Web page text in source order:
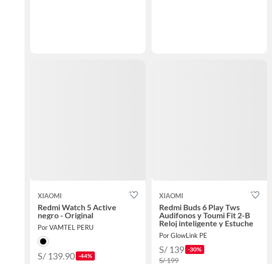
XIAOMI
Redmi Watch 5 Active
negro - Original
Por VAMTEL PERU
S/ 139.90 -44%
XIAOMI
Redmi Buds 6 Play Tws
Audifonos y Toumi Fit 2-B
Reloj inteligente y Estuche
Por GlowLink PE
S/ 139 -30%
S/ 199